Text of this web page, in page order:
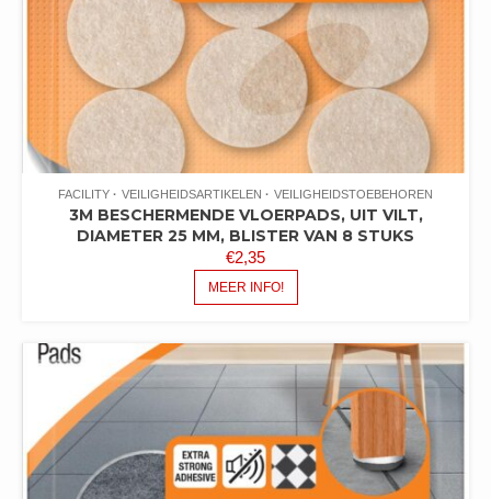
FACILITY VEILIGHEIDSARTIKELEN VEILIGHEIDSTOEBEHOREN
3M BESCHERMENDE VLOERPADS, UIT VILT,
DIAMETER 25 MM, BLISTER VAN 8 STUKS
€2,35
MEER INFO!